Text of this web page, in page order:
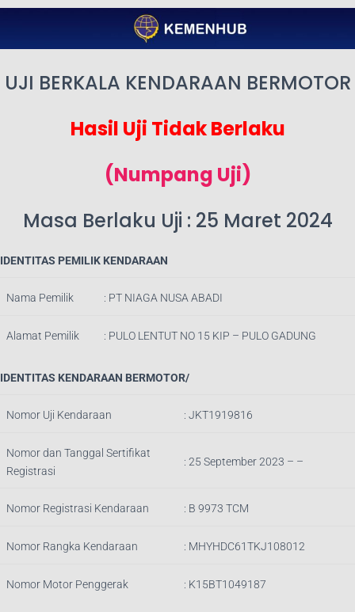
UJI BERKALA KENDARAAN BERMOTOR
Hasil Uji Tidak Berlaku
(Numpang Uji)
Masa Berlaku Uji : 25 Maret 2024
IDENTITAS PEMILIK KENDARAAN
Nama Pemilik : PT NIAGA NUSA ABADI
Alamat Pemilik : PULO LENTUT NO 15 KIP – PULO GADUNG
IDENTITAS KENDARAAN BERMOTOR/
Nomor Uji Kendaraan : JKT1919816
Nomor dan Tanggal Sertifikat
Registrasi
: 25 September 2023 – –
Nomor Registrasi Kendaraan : B 9973 TCM
Nomor Rangka Kendaraan : MHYHDC61TKJ108012
Nomor Motor Penggerak : K15BT1049187